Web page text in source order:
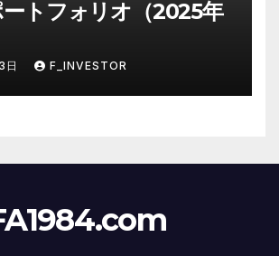
トフォリオ（2025年
日 F_INVESTOR